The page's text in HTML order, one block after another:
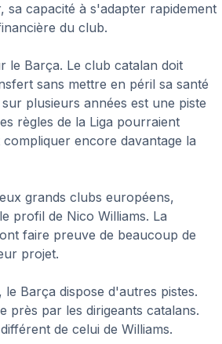
capacité à s'adapter rapidement
du club.
le Barça. Le club catalan doit
sans mettre en péril sa santé
plusieurs années est une piste
règles de la Liga pourraient
encore davantage la
grands clubs européens,
profil de Nico Williams. La
faire preuve de beaucoup de
projet.
Barça dispose d'autres pistes.
près par les dirigeants catalans.
de celui de Williams.